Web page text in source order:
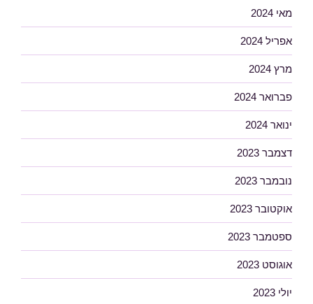
מאי 2024
אפריל 2024
מרץ 2024
פברואר 2024
ינואר 2024
דצמבר 2023
נובמבר 2023
אוקטובר 2023
ספטמבר 2023
אוגוסט 2023
יולי 2023